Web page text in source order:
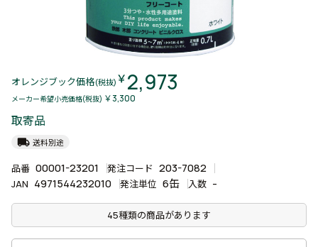
オレンジブック価格(税抜) ￥2,973
メーカー希望小売価格(税抜) ￥3,300
取寄品
local_shipping 送料別途
品番 00001-23201 発注コード 203-7082
JAN 4971544232010 発注単位 6缶 入数 -
45種類の商品があります